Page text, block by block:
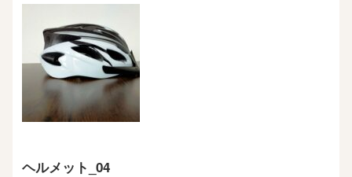
ヘルメット_04